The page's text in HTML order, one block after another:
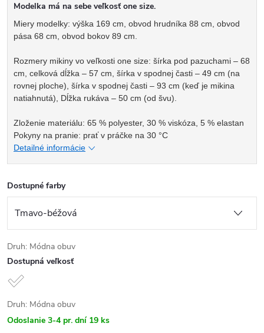
Modelka má na sebe veľkosť one size.
Miery modelky: výška 169 cm, obvod hrudníka 88 cm, obvod
pása 68 cm, obvod bokov 89 cm.
Rozmery mikiny vo veľkosti one size: šírka pod pazuchami – 68
cm, celková dĺžka – 57 cm, šírka v spodnej časti – 49 cm (na
rovnej ploche), šírka v spodnej časti – 93 cm (keď je mikina
natiahnutá), Dĺžka rukáva – 50 cm (od švu).
Zloženie materiálu: 65 % polyester, 30 % viskóza, 5 % elastan
Pokyny na pranie: prať v práčke na 30 °C
Detailné informácie
Dostupné farby
Druh: Módna obuv
Dostupná veľkosť
Druh: Módna obuv
Odoslanie 3-4 pr. dní 19 ks